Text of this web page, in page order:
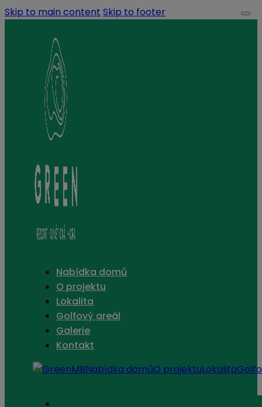
Skip to main content Skip to footer
Nabídka domů
O projektu
Lokalita
Golfový areál
Galerie
Kontakt
Nabídka domůO projektuLokalita